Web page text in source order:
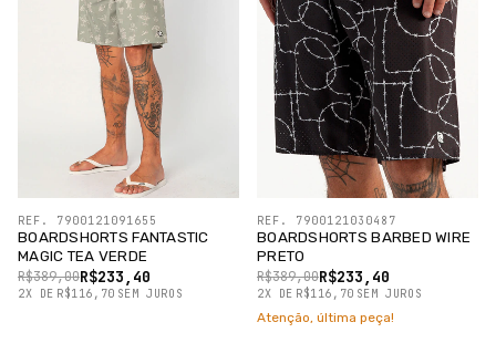
BOARDSHORTS FANTASTIC
MAGIC TEA VERDE
R$233,40
R$389,00
2X DE R$116,70 SEM JUROS
REF. 7900121091655
BOARDSHORTS BARBED WIRE
PRETO
R$233,40
R$389,00
2X DE R$116,70 SEM JUROS
REF. 7900121030487
Atenção, última peça!